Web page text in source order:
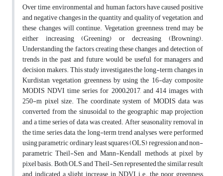
Over time, environmental and human factors have caused positive
and negative changes in the quantity and quality of vegetation, and
these changes will continue. Vegetation greenness trend may be
either increasing (Greening) or decreasing (Browning).
Understanding the factors creating these changes and detection of
trends in the past and future, would be useful for managers and
decision makers. This study investigates the long-term changes in
Kurdistan vegetation greenness by using the 16-day composite
MODIS NDVI time series for 2000–2017, and 414 images with
250-m pixel size. The coordinate system of MODIS data was
converted from the sinusoidal to the geographic map projection
and a time series of data was created. After seasonality removal in
the time series data, the long-term trend analyses were performed
using parametric ordinary least squares (OLS) regression and non-
parametric Theil-Sen and Mann-Kendall methods at pixel by
pixel basis. Both OLS and Theil-Sen represented the similar result